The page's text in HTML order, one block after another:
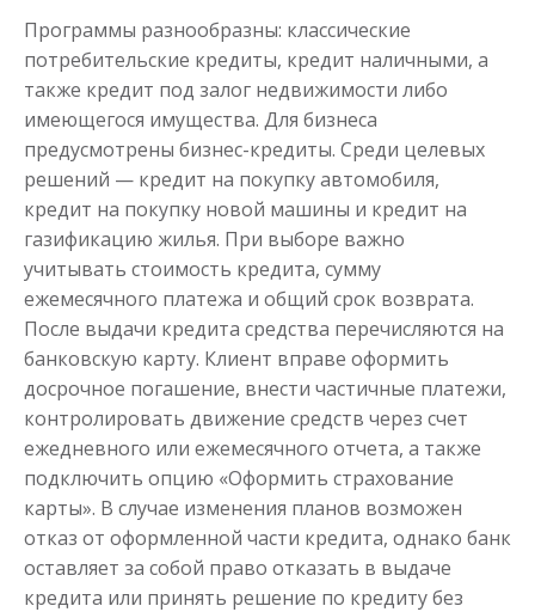
Сумма до50 000₽
от 1
Получить
Деньги до зарплаты
Сумма до50 000 ₽
Срок от 1до 21 дня
Получить
Программы разнообразны: классические
потребительские кредиты, кредит наличными, а
также кредит под залог недвижимости либо
имеющегося имущества. Для бизнеса
предусмотрены бизнес-кредиты. Среди целевых
решений — кредит на покупку автомобиля,
кредит на покупку новой машины и кредит на
газификацию жилья. При выборе важно
учитывать стоимость кредита, сумму
ежемесячного платежа и общий срок возврата.
После выдачи кредита средства перечисляются на
банковскую карту. Клиент вправе оформить
досрочное погашение, внести частичные платежи,
контролировать движение средств через счет
ежедневного или ежемесячного отчета, а также
подключить опцию «Оформить страхование
карты». В случае изменения планов возможен
отказ от оформленной части кредита, однако банк
оставляет за собой право отказать в выдаче
кредита или принять решение по кредиту без